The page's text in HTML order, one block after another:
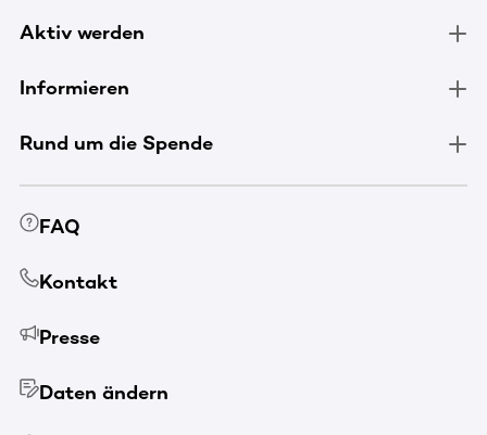
Aktiv werden
Informieren
Rund um die Spende
FAQ
Kontakt
Presse
Daten ändern